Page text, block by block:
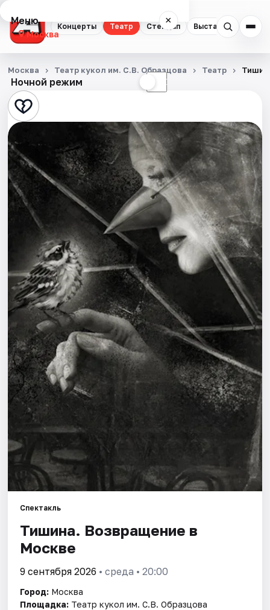
Концерты Театр Стендап Выставки
Меню ×
Москва
Концерты
Театр
Стендап
Выставки
Квесты
Экскурсии
Спорт
События
Города
Площадки
Артисты
Рейтинги
Ночной режим ☾
Москва Театр кукол им. С.В. Образцова Театр
Спектакль
Тишина. Возвращение в
Москве
9 сентября 2026 • среда • 20:00
Город: Москва
Площадка: Театр кукол им. С.В. Образцова